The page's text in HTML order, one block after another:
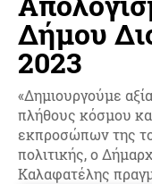
Δήμου
2023
«Δημιουργούμε αξία
πλήθους κόσμου
εκπροσώπων της
πολιτικής, ο
Καλαφατέλης